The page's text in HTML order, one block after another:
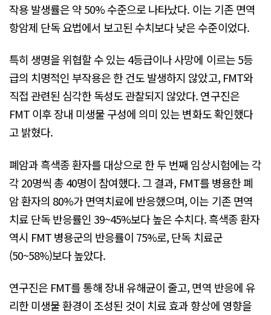
작용 발생률은 약 50% 수준으로 나타났다. 이는 기존 면역
항암제 단독 요법에서 보고된 수치보다 낮은 수준이었다.
특히 생명을 위협할 수 있는 4등급이나 사망에 이르는 5등
급의 치명적인 부작용은 한 건도 발생하지 않았고, FMT와
직접 관련된 심각한 독성도 관찰되지 않았다. 연구진은
FMT 이후 장내 미생물 구성에 의미 있는 변화도 확인했다
고 밝혔다.
폐암과 흑색종 환자를 대상으로 한 두 번째 임상시험에는 각
각 20명씩 총 40명이 참여했다. 그 결과, FMT를 병용한 폐
암 환자의 80%가 면역치료에 반응했으며, 이는 기존 면역
치료 단독 반응률인 39~45%보다 높은 수치다. 흑색종 환자
역시 FMT 병용군의 반응률이 75%로, 단독 치료군
(50~58%)보다 높았다.
연구진은 FMT를 통해 장내 유해균이 줄고, 면역 반응에 유
리한 미생물 환경이 조성된 것이 치료 효과 향상에 영향을